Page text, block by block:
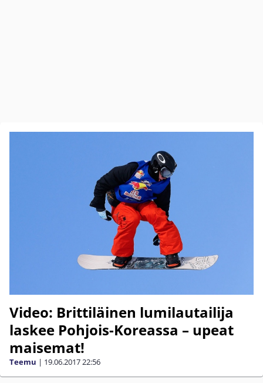
Video: Brittiläinen lumilautailija
laskee Pohjois-Koreassa – upeat
maisemat!
Teemu | 19.06.201722:56